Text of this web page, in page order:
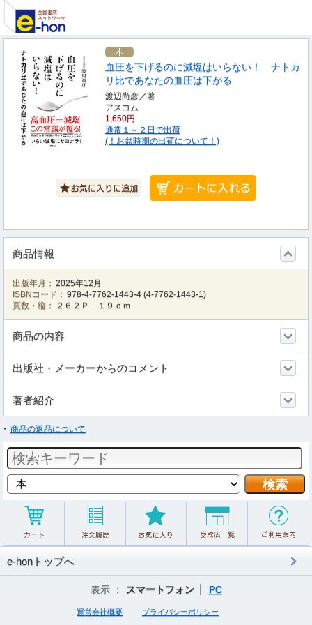
血圧を下げるのに減塩はいらない！ ナトカ
リ比であなたの血圧は下がる
渡辺尚彦／著
アスコム
1,650円
通常１～２日で出荷
(！お盆時期の出荷について！)
商品情報
出版年月： 2025年12月
ISBNコード： 978-4-7762-1443-4 (4-7762-1443-1)
頁数・縦：
２６２Ｐ １９ｃｍ
商品の内容
出版社・メーカーからのコメント
著者紹介
商品の返品について
e-honトップへ
表示 ： スマートフォン PC
運営会社概要 プライバシーポリシー